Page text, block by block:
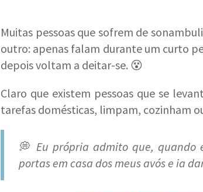
Muitas pessoas que sofrem de
outro: apenas falam durante um curto
depois voltam a deitar-se. 😵
Claro que existem pessoas que se
tarefas domésticas, limpam, cozinham
💭 Eu própria admito que, quando
portas em casa dos meus avós e ia